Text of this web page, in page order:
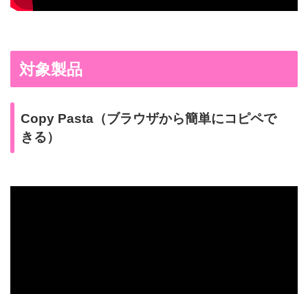
対象製品
Copy Pasta（ブラウザから簡単にコピペで
きる）